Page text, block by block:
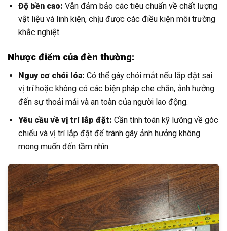
Độ bền cao: Vẫn đảm bảo các tiêu chuẩn về chất lượng
vật liệu và linh kiện, chịu được các điều kiện môi trường
khắc nghiệt.
Nhược điểm của đèn thường:
Nguy cơ chói lóa: Có thể gây chói mắt nếu lắp đặt sai
vị trí hoặc không có các biện pháp che chắn, ảnh hưởng
đến sự thoải mái và an toàn của người lao động.
Yêu cầu về vị trí lắp đặt: Cần tính toán kỹ lưỡng về góc
chiếu và vị trí lắp đặt để tránh gây ảnh hưởng không
mong muốn đến tầm nhìn.